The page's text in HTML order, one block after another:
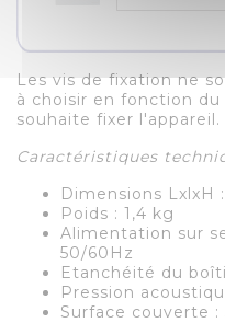
Les vis de fixation ne
à choisir en fonction
souhaite fixer l'appareil.
Caractéristiques
Dimensions LxlxH
Poids : 1,4 kg
Alimentation sur
50/60Hz
Etanchéité du
Pression
Surface couverte :